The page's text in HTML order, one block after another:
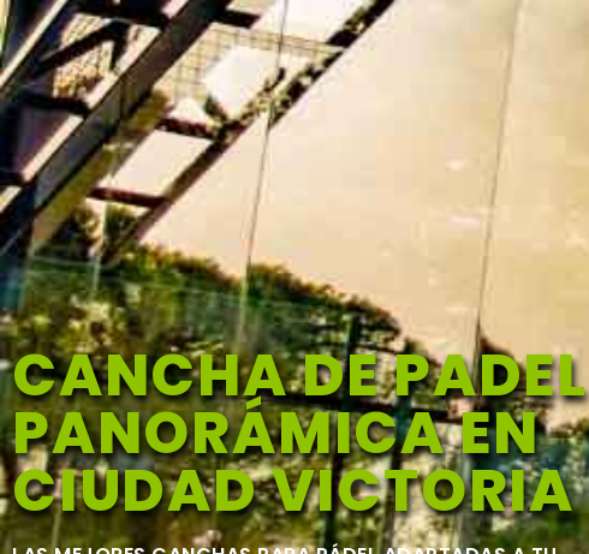
CANCHA DE PADEL
PANORÁMICA EN
CIUDAD VICTORIA